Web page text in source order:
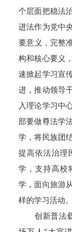
个层面把稳法
进法作为党中
要意义，完整
构和核心要义
速掀起学习宣
进，推动领导
入理论学习中
部要做尊法学
学，将民族团
提高依法治理
学，支持高校
学，面向旅游
样的学习活动。
创新普法载